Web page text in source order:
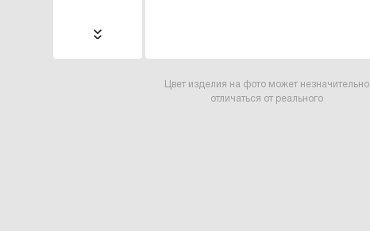
Цвет изделия на фото может незначительно
отличаться от реального